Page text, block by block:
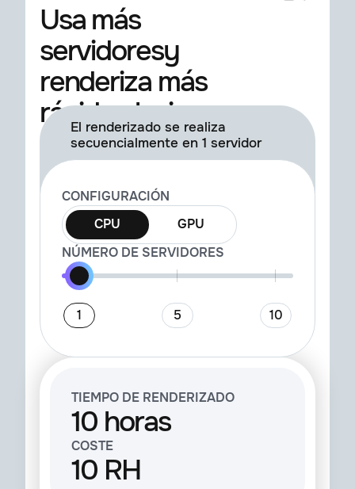
Usa más
servidoresy
renderiza más
rápido al mismo
costeEl renderizado se realiza
secuencialmente en 1 servidor
CONFIGURACIÓN
CPU
GPU
NÚMERO DE SERVIDORES
1 5 10
TIEMPO DE RENDERIZADO
10 horas
COSTE
10 RH